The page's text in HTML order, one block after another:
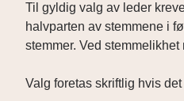
Til gyldig valg av leder
halvparten av stemmene i
stemmer. Ved
Valg foretas skriftlig hvis